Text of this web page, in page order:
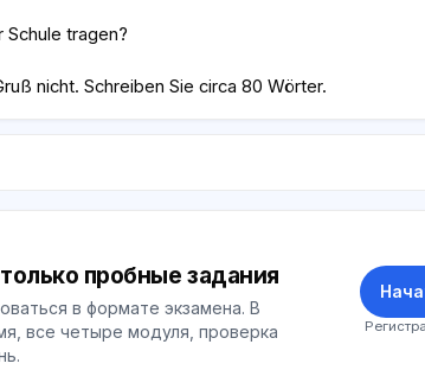
tragen?
nicht. Schreiben Sie circa 80 Wörter.
пробные задания
в формате экзамена. В
все четыре модуля, проверка